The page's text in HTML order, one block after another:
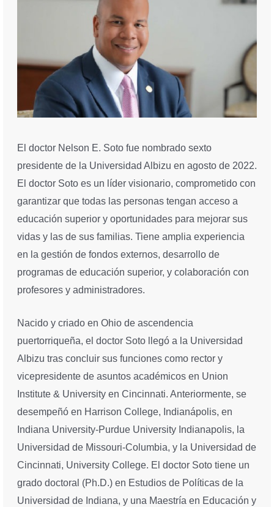
El doctor Nelson E. Soto fue nombrado sexto
presidente de la Universidad Albizu en agosto de 2022.
El doctor Soto es un líder visionario, comprometido con
garantizar que todas las personas tengan acceso a
educación superior y oportunidades para mejorar sus
vidas y las de sus familias. Tiene amplia experiencia
en la gestión de fondos externos, desarrollo de
programas de educación superior, y colaboración con
profesores y administradores.
Nacido y criado en Ohio de ascendencia
puertorriqueña, el doctor Soto llegó a la Universidad
Albizu tras concluir sus funciones como rector y
vicepresidente de asuntos académicos en Union
Institute & University en Cincinnati. Anteriormente, se
desempeñó en Harrison College, Indianápolis, en
Indiana University-Purdue University Indianapolis, la
Universidad de Missouri-Columbia, y la Universidad de
Cincinnati, University College. El doctor Soto tiene un
grado doctoral (Ph.D.) en Estudios de Políticas de la
Universidad de Indiana, y una Maestría en Educación y